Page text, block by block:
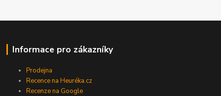
Informace pro zákazníky
Prodejna
Recence na Heuréka.cz
Recenze na Google